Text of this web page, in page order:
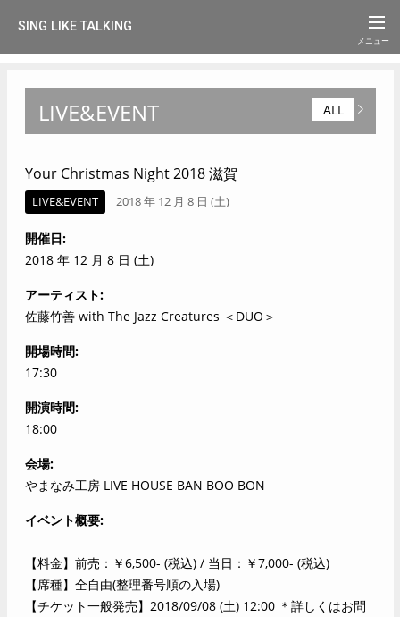
SING LIKE TALKING
LIVE&EVENT ALL
Your Christmas Night 2018 滋賀
LIVE&EVENT 2018 年 12 月 8 日 (土)
開催日
2018 年 12 月 8 日 (土)
アーティスト
佐藤竹善 with The Jazz Creatures ＜DUO＞
開場時間
17:30
開演時間
18:00
会場
やまなみ工房 LIVE HOUSE BAN BOO BON
イベント概要
【料金】前売：￥6,500- (税込) / 当日：￥7,000- (税込)
【席種】全自由(整理番号順の入場)
【チケット一般発売】2018/09/08 (土) 12:00 ＊詳しくはお問